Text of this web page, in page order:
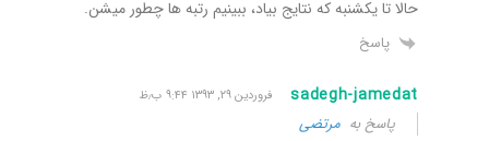
حالا تا یکشنبه که نتایج بیاد، ببینیم رتبه ها چطور میشن.
پاسخ
sadegh-jamedat فروردین ۲۹, ۱۳۹۳ ۹:۴۴ ب٫ظ
پاسخ به مرتضی